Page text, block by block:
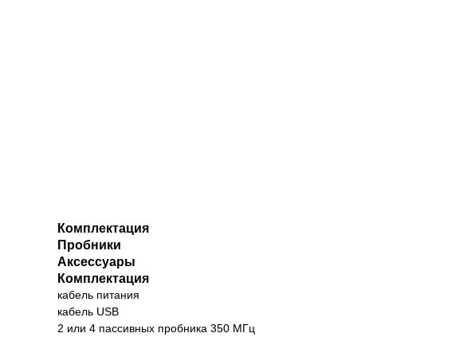
Комплектация
Пробники
Аксессуары
Комплектация
кабель питания
кабель USB
2 или 4 пассивных пробника 350 МГц